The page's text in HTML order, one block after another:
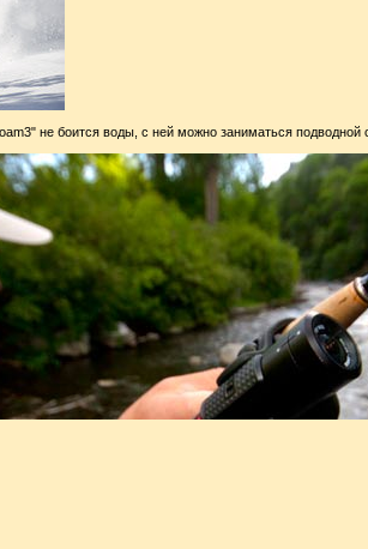
не боится воды, с ней можно заниматься подводной